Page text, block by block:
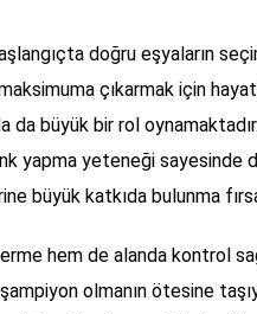
doğru eşyaların
çıkarmak için
da büyük bir rol
yapma yeteneği sayesinde
büyük katkıda bulunma
hem de alanda kontrol
olmanın ötesine